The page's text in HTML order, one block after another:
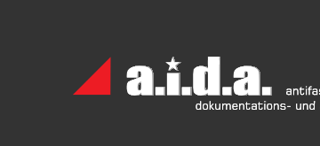
Archiv
München